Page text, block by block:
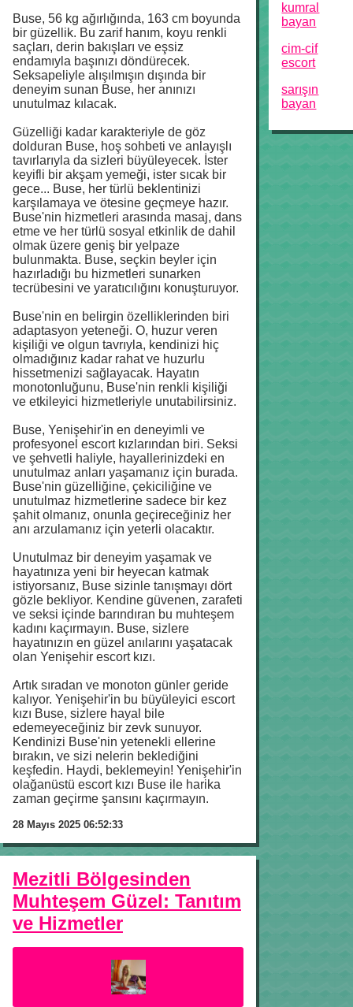
Buse, 56 kg ağırlığında, 163 cm boyunda
bir güzellik. Bu zarif hanım, koyu renkli
saçları, derin bakışları ve eşsiz
endamıyla başınızı döndürecek.
Seksapeliyle alışılmışın dışında bir
deneyim sunan Buse, her anınızı
unutulmaz kılacak.
Güzelliği kadar karakteriyle de göz
dolduran Buse, hoş sohbeti ve anlayışlı
tavırlarıyla da sizleri büyüleyecek. İster
keyifli bir akşam yemeği, ister sıcak bir
gece... Buse, her türlü beklentinizi
karşılamaya ve ötesine geçmeye hazır.
Buse'nin hizmetleri arasında masaj, dans
etme ve her türlü sosyal etkinlik de dahil
olmak üzere geniş bir yelpaze
bulunmakta. Buse, seçkin beyler için
hazırladığı bu hizmetleri sunarken
tecrübesini ve yaratıcılığını konuşturuyor.
Buse'nin en belirgin özelliklerinden biri
adaptasyon yeteneği. O, huzur veren
kişiliği ve olgun tavrıyla, kendinizi hiç
olmadığınız kadar rahat ve huzurlu
hissetmenizi sağlayacak. Hayatın
monotonluğunu, Buse'nin renkli kişiliği
ve etkileyici hizmetleriyle unutabilirsiniz.
Buse, Yenişehir'in en deneyimli ve
profesyonel escort kızlarından biri. Seksi
ve şehvetli haliyle, hayallerinizdeki en
unutulmaz anları yaşamanız için burada.
Buse'nin güzelliğine, çekiciliğine ve
unutulmaz hizmetlerine sadece bir kez
şahit olmanız, onunla geçireceğiniz her
anı arzulamanız için yeterli olacaktır.
Unutulmaz bir deneyim yaşamak ve
hayatınıza yeni bir heyecan katmak
istiyorsanız, Buse sizinle tanışmayı dört
gözle bekliyor. Kendine güvenen, zarafeti
ve seksi içinde barındıran bu muhteşem
kadını kaçırmayın. Buse, sizlere
hayatınızın en güzel anılarını yaşatacak
olan Yenişehir escort kızı.
Artık sıradan ve monoton günler geride
kalıyor. Yenişehir'in bu büyüleyici escort
kızı Buse, sizlere hayal bile
edemeyeceğiniz bir zevk sunuyor.
Kendinizi Buse'nin yetenekli ellerine
bırakın, ve sizi nelerin beklediğini
keşfedin. Haydi, beklemeyin! Yenişehir'in
olağanüstü escort kızı Buse ile harika
zaman geçirme şansını kaçırmayın.
28 Mayıs 2025 06:52:33
Mezitli Bölgesinden
Muhteşem Güzel: Tanıtım
ve Hizmetler
kumral
bayan
cim-cif
escort
sarışın
bayan